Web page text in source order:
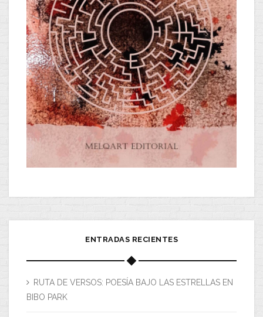
ENTRADAS RECIENTES
RUTA DE VERSOS: POESÍA BAJO LAS ESTRELLAS EN
BIBO PARK